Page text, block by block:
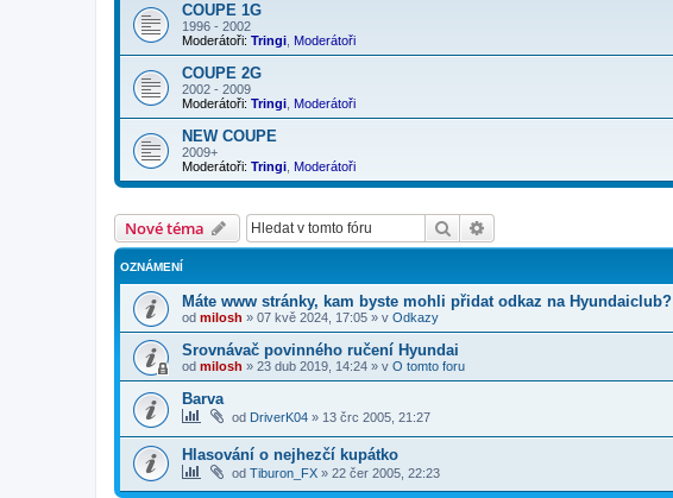
COUPE 1G
1996 - 2002
Moderátoři: Tringi Moderátoři
COUPE 2G
2002 - 2009
Moderátoři: Tringi Moderátoři
NEW COUPE
2009+
Moderátoři: Tringi Moderátoři
Nové téma Hledat
OZNÁMENÍ
Máte www stránky, kam byste mohli přidat odkaz na Hyundaiclub?
od milosh » 07 kvě 2024, 17:05 » v Odkazy
Srovnávač povinného ručení Hyundai
od milosh » 23 dub 2019, 14:24 » v O tomto foru
Barva
od DriverK04 » 13 črc 2005, 21:27
Hlasování o nejhezčí kupátko
od Tiburon_FX » 22 čer 2005, 22:23